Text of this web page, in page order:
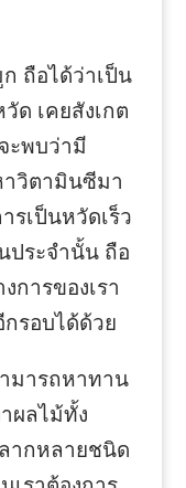
ถือได้ว่าเป็น
ด เคยสังเกต
ะพบว่ามี
วิตามินซีมา
รเป็นหวัดเร็ว
ประจำนั้น ถือ
การของเรา
รอบได้ด้วย
มารถหาทาน
ผลไม้ทั้ง
ากหลายชนิด